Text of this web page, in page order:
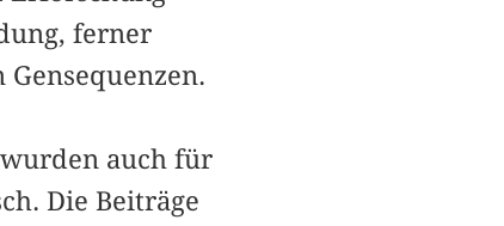
ferner
auch für
Die Beiträge